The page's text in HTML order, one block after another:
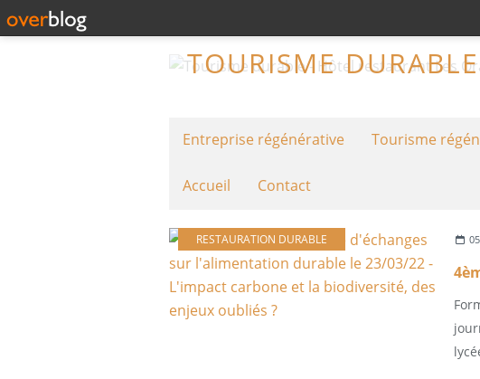
Entreprise régénérative Tourisme
Accueil Contact
RESTAURATION DURABLE